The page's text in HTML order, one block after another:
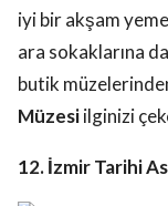
iyi bir akşam
ara sokaklarına
butik
Müzesiilginizi
12. İzmir Tarihi